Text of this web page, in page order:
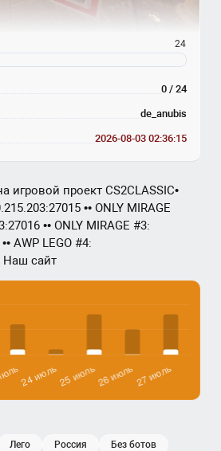
игровой проект CS2CLASSIC•
•• ONLY MIRAGE
•• ONLY MIRAGE #3:
AWP LEGO #4:
Наш сайт
лего россия
без ботов
24
0 / 24
de_anubis
2026-08-03 02:36:15